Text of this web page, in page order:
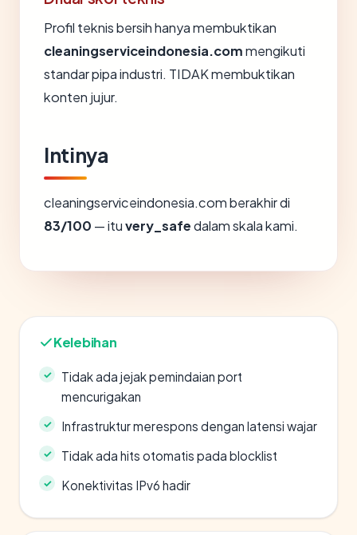
Profil teknis bersih hanya membuktikan
cleaningserviceindonesia.commengikuti
standar pipa industri. TIDAK membuktikan
konten jujur.
Intinya
cleaningserviceindonesia.com berakhir di
83/100 — ituvery_safedalam skala kami.
Kelebihan
Tidak ada jejak pemindaian port
mencurigakan
Infrastruktur merespons dengan latensi wajar
Tidak ada hits otomatis pada blocklist
Konektivitas IPv6 hadir